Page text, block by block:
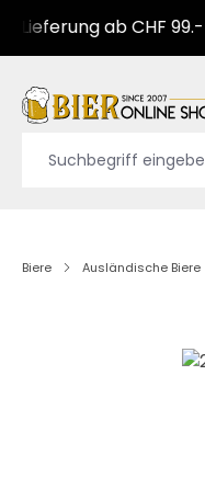
ab CHF 99.-
Biere Ausländische Biere